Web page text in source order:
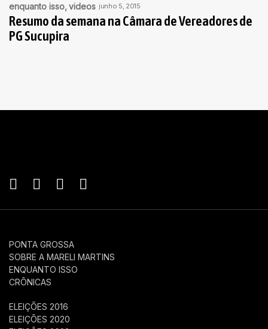
enquanto isso videos junho 5, 2015
Resumo da semana na Câmara de Vereadores de
PG Sucupira
PONTA GROSSA
SOBRE A MARELI MARTINS
ENQUANTO ISSO
CRÔNICAS
ELEIÇÕES 2016
ELEIÇÕES 2020